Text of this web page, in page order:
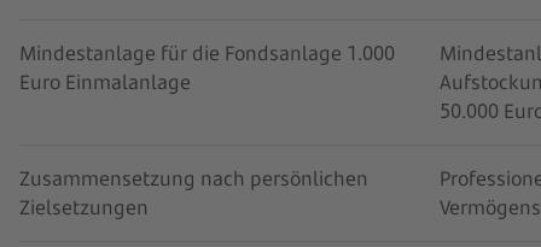
Mindestanlage für die Fondsanlage 1.000
Euro Einmalanlage
Zusammensetzung nach persönlichen
Zielsetzungen
50.000